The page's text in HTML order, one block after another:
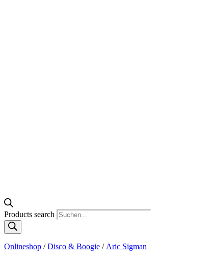
Products search
Onlineshop /Disco & Boogie / Aric Sigman